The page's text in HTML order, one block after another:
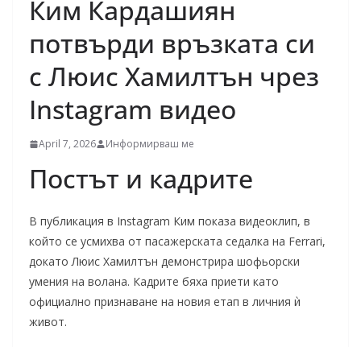
Ким Кардашиян
потвърди връзката си
с Люис Хамилтън чрез
Instagram видео
April 7, 2026 Информирваш ме
Постът и кадрите
В публикация в Instagram Ким показа видеоклип, в
който се усмихва от пасажерската седалка на Ferrari,
докато Люис Хамилтън демонстрира шофьорски
умения на волана. Кадрите бяха приети като
официално признаване на новия етап в личния ѝ
живот.